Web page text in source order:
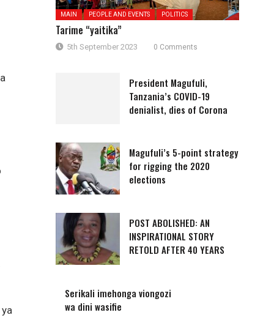
MAIN PEOPLE AND EVENTS POLITICS
Tarime “yaitika”
5th September 2023 0 Comments
President Magufuli,
Tanzania’s COVID-19
denialist, dies of Corona
Magufuli’s 5-point strategy
for rigging the 2020
elections
POST ABOLISHED: AN
INSPIRATIONAL STORY
RETOLD AFTER 40 YEARS
Serikali imehonga viongozi
wa dini wasifie